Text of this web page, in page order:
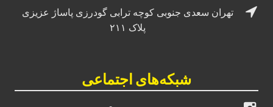
تهران سعدی جنوبی کوچه ترابی گودرزی پاساژ عزیزی
پلاک ۲۱۱
شبکه‌های اجتماعی